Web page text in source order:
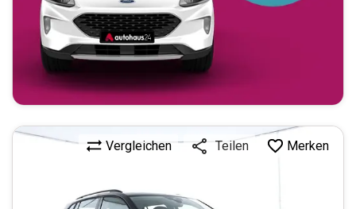
Vergleichen Teilen Merken